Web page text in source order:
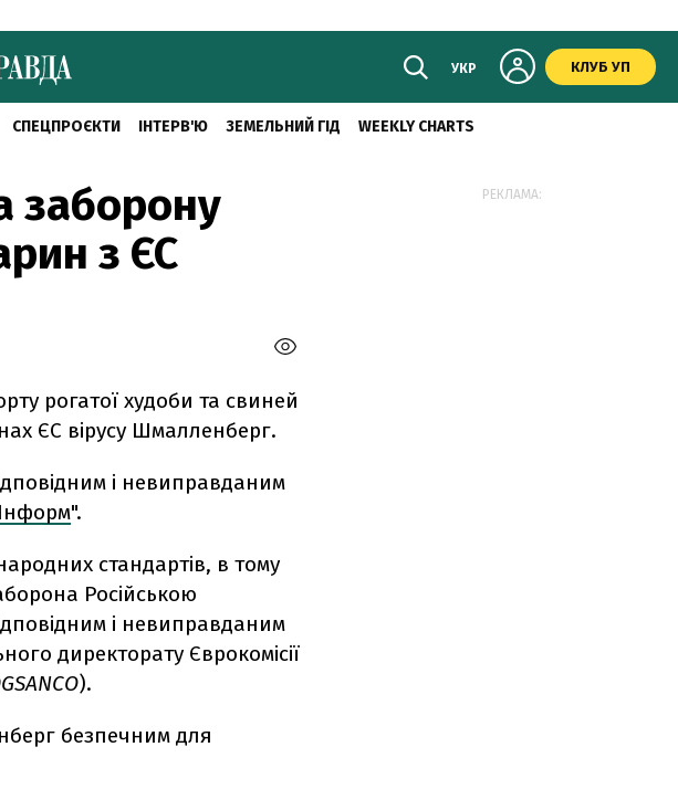
УКР КЛУБ УП
СПЕЦПРОЄКТИ ІНТЕРВ'Ю ЗЕМЕЛЬНИЙ ГІД WEEKLY CHARTS
заборону
з ЄС
рогатої худоби та свиней
ЄС вірусу Шмалленберг.
і невиправданим
".
стандартів, в тому
Російською
і невиправданим
директорату Єврокомісії
).
безпечним для
РЕКЛАМА: